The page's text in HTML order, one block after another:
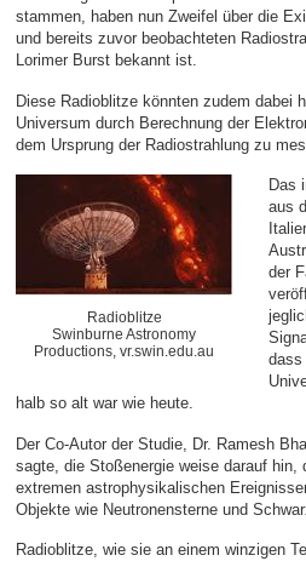
stammen, haben nun Zweifel über die
und bereits zuvor beobachteten
Lorimer Burst bekannt ist.
Diese Radioblitze könnten zudem dabei
Universum durch Berechnung der
dem Ursprung der Radiostrahlung zu
Radioblitze
Swinburne Astronomy
Productions, vr.swin.edu.au
Das
aus
der
dass
halb so alt war wie heute.
Der Co-Autor der Studie, Dr. Ramesh
sagte, die Stoßenergie weise darauf hin,
extremen astrophysikalischen
Objekte wie Neutronensterne und
Radioblitze, wie sie an einem winzigen